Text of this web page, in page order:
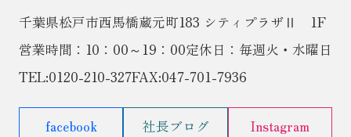
千葉県松戸市西馬橋蔵元町183 シティプラザⅡ 1F
営業時間：10：00～19：00定休日：毎週火・水曜日
TEL:0120-210-327FAX:047-701-7936
facebook 社長ブログ Instagram